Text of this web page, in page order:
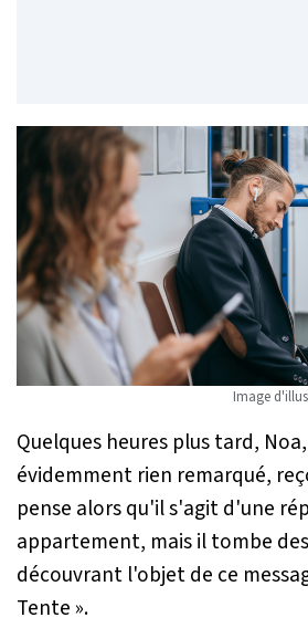
Image
Quelques heures plus tard,
évidemment rien remarqué,
pense alors qu'il s'agit d'une
appartement, mais il tombe
découvrant l'objet de ce
Tente ».